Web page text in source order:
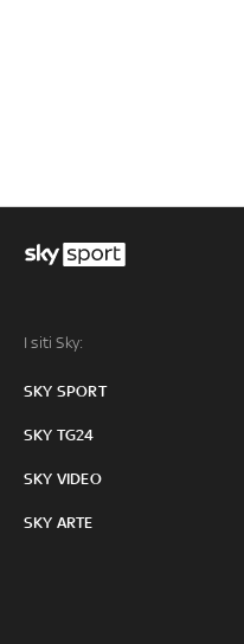
I siti Sky:
SKY SPORT
SKY TG24
SKY VIDEO
SKY ARTE